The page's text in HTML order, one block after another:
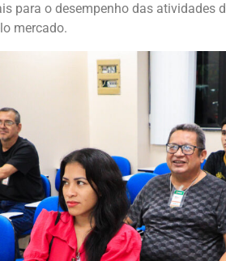
para o desempenho das atividades
mercado.